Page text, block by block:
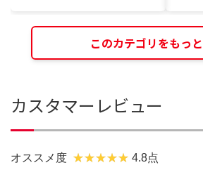
このカテゴリをもっ
カスタマーレビュー
オススメ度 4.8点